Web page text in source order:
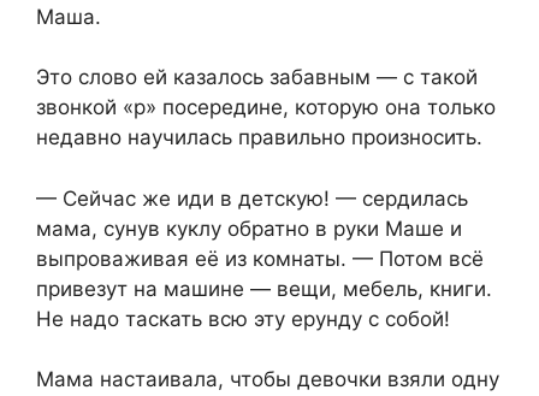
Маша.
Это слово ей казалось забавным — с такой
звонкой «р» посередине, которую она только
недавно научилась правильно произносить.
— Сейчас же иди в детскую! — сердилась
мама, сунув куклу обратно в руки Маше и
выпроваживая её из комнаты. — Потом всё
привезут на машине — вещи, мебель, книги.
Не надо таскать всю эту ерунду с собой!
Мама настаивала, чтобы девочки взяли одну